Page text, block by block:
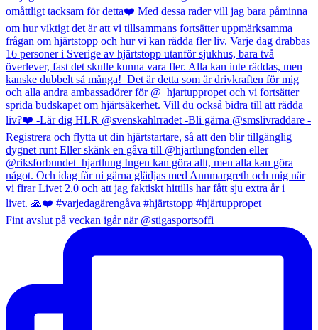
Fint avslut på veckan igår när @stigasportsoffi